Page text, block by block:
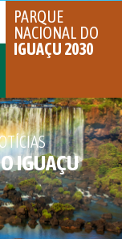
PARQUE
NACIONAL DO
IGUAÇU 2030
IGUAÇU